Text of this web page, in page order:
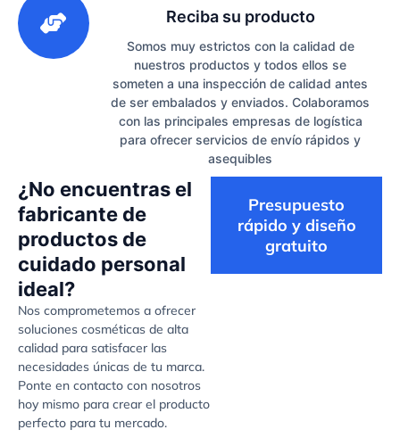
Reciba su producto
Somos muy estrictos con la calidad de
nuestros productos y todos ellos se
someten a una inspección de calidad antes
de ser embalados y enviados. Colaboramos
con las principales empresas de logística
para ofrecer servicios de envío rápidos y
asequibles
¿No encuentras el
fabricante de
productos de
cuidado personal
ideal?
Nos comprometemos a ofrecer
soluciones cosméticas de alta
calidad para satisfacer las
necesidades únicas de tu marca.
Ponte en contacto con nosotros
hoy mismo para crear el producto
perfecto para tu mercado.
Presupuesto
rápido y diseño
gratuito